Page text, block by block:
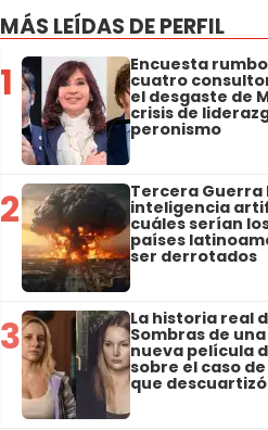
MÁS LEÍDAS DE PERFIL
1 Encuesta
cuatro
el desgaste de
crisis de
peronismo
2 Tercera Guerra
inteligencia
cuáles serían
países
ser derrotados
3 La historia real
Sombras de
nueva película
sobre el caso
que